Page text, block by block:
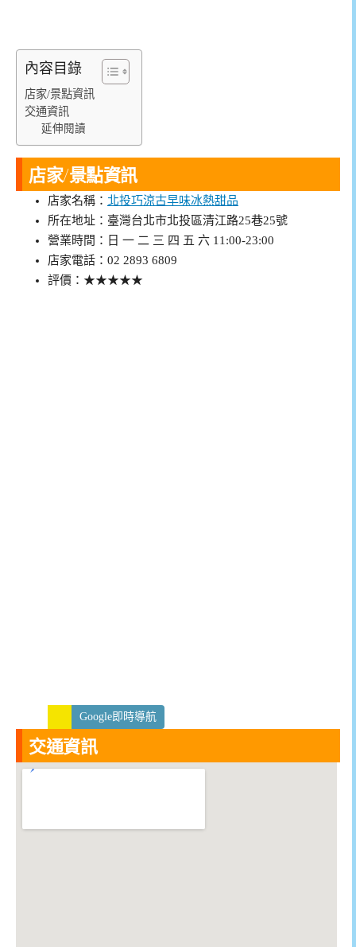
內容目錄
店家/景點資訊
交通資訊
延伸閱讀
店家/景點資訊
店家名稱： 北投巧涼古早味冰熱甜品
所在地址：臺灣台北市北投區清江路25巷25號
營業時間：日 一 二 三 四 五 六 11:00-23:00
店家電話：02 2893 6809
評價：★★★★★
Google即時導航
交通資訊